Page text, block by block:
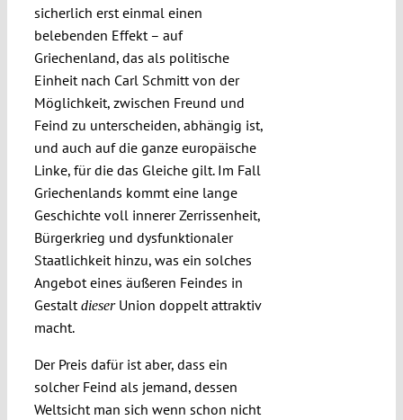
sicherlich erst einmal einen
belebenden Effekt – auf
Griechenland, das als politische
Einheit nach Carl Schmitt von der
Möglichkeit, zwischen Freund und
Feind zu unterscheiden, abhängig ist,
und auch auf die ganze europäische
Linke, für die das Gleiche gilt. Im Fall
Griechenlands kommt eine lange
Geschichte voll innerer Zerrissenheit,
Bürgerkrieg und dysfunktionaler
Staatlichkeit hinzu, was ein solches
Angebot eines äußeren Feindes in
GestaltdieserUnion doppelt attraktiv
macht.
Der Preis dafür ist aber, dass ein
solcher Feind als jemand, dessen
Weltsicht man sich wenn schon nicht